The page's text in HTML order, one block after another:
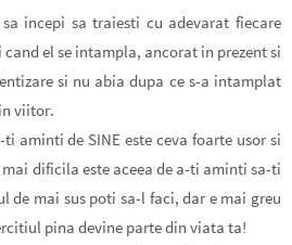
incepi sa traiesti cu adevarat fiecare
el se intampla, ancorat in prezent si
si nu abia dupa ce s-a intamplat
viitor.
ti aminti de SINE este ceva foarte usor si
dificila este aceea de a-ti aminti sa-ti
de mai sus poti sa-l faci, dar e mai greu
pina devine parte din viata ta!